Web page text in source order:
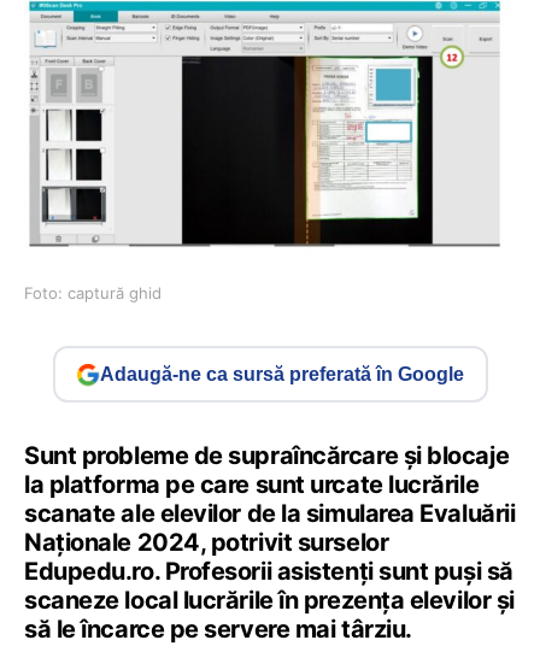
Foto: captură ghid
Adaugă-ne ca sursă preferată în Google
Sunt probleme de supraîncărcare și blocaje
la platforma pe care sunt urcate lucrările
scanate ale elevilor de la simularea Evaluării
Naționale 2024, potrivit surselor
Edupedu.ro. Profesorii asistenți sunt puși să
scaneze local lucrările în prezența elevilor și
să le încarce pe servere mai târziu.